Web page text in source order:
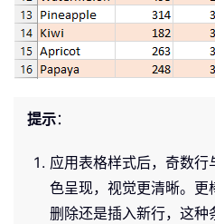
提示：
应用表格样式后，奇数
色呈现，视觉更清晰。更
删除还是插入新行，这种